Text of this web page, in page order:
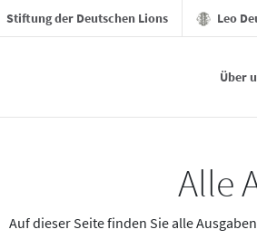
Stiftung der Deutschen Lions Leo
Über
Alle
Auf dieser Seite finden Sie alle